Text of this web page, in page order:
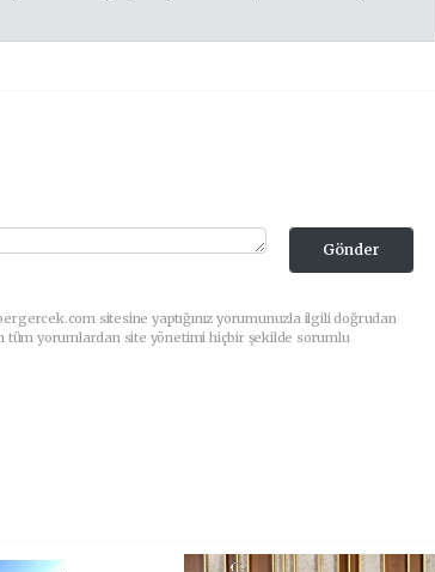
Gönder
sitesine yaptığınız yorumunuzla ilgili doğrudan
tüm yorumlardan site yönetimi hiçbir şekilde sorumlu